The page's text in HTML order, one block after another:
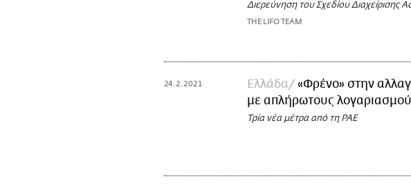
Διερεύνηση του Σχεδίου Διαχείρισης
THE LIFO TEAM
24.2.2021 Ελλάδα
«Φρένο» στην
με απλήρωτους
Τρία νέα μέτρα από τη ΡΑΕ